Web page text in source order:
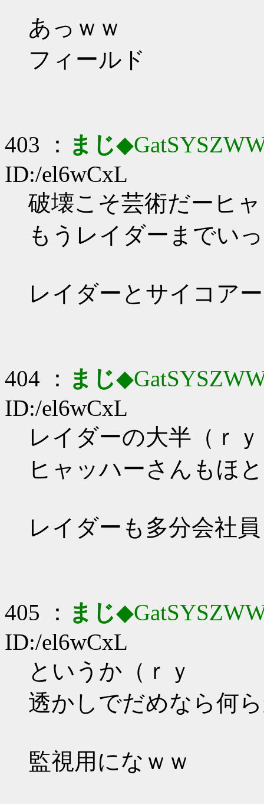
あっｗｗ
フィールド
403 ： まじ
ID:/el6wCxL
破壊こそ芸術だーヒ
もうレイダーまでい
レイダーとサイコア
404 ： まじ
ID:/el6wCxL
レイダーの大半（ｒｙ
ヒャッハーさんもほ
レイダーも多分会社
405 ： まじ
ID:/el6wCxL
というか（ｒｙ
透かしでだめなら何
監視用になｗｗ